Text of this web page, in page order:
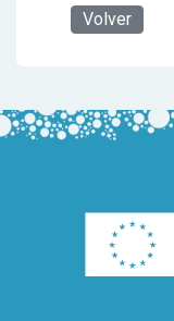
Volver